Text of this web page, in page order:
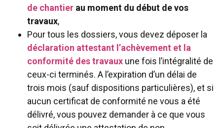
de chantier au moment du début de vos
travaux,
Pour tous les dossiers, vous devez déposer la
déclaration attestant l’achèvement et la
conformité des travaux une fois l’intégralité de
ceux-ci terminés. A l’expiration d’un délai de
trois mois (sauf dispositions particulières), et si
aucun certificat de conformité ne vous a été
délivré, vous pouvez demander à ce que vous